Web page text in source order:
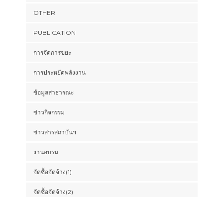
OTHER
PUBLICATION
การจัดการขยะ
การประหยัดพลังงาน
ข้อมูลสาธารณะ
ข่าวกิจกรรม
ข่าวสารสถาบันฯ
งานอบรม
จัดซื้อจัดจ้าง(1)
จัดซื้อจัดจ้าง(2)